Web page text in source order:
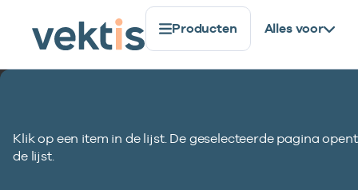
Producten Alles voor
Indicatie debet/
Klik op een item in de lijst. De geselecteerde pagina
de lijst.